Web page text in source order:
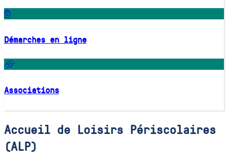
Démarches en ligne
Associations
Accueil de Loisirs Périscolaires
(ALP)